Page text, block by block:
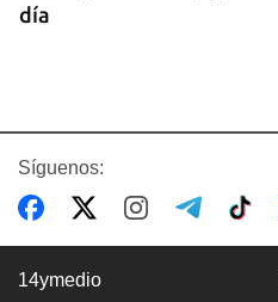
día
Síguenos:
14ymedio